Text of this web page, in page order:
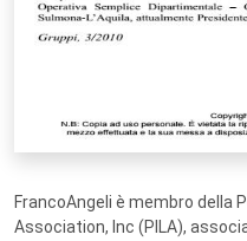
FrancoAngeli è membro della
Association, Inc (PILA),